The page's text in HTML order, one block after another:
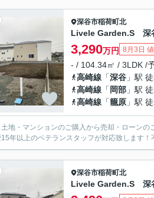
深谷市稲荷町北
Livele Garden.S 深
3,290万円 8月3日
- / 104.34㎡ / 3LDK /
高崎線 「深谷 」駅
高崎線 「 岡部 」駅
高崎線 「籠原 」駅
地・マンションのご購入から売却・ローン
年以上のベテランスタッフが対応致します
深谷市稲荷町北
Livele Garden.S 深